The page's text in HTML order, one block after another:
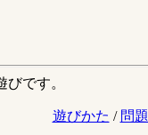
です。
遊びかた / 問